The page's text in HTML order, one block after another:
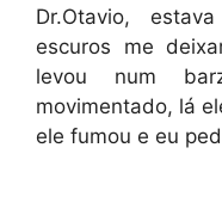
Dr.Otavio,
escuros me
levou num
movimentado, lá
ele fumou e eu